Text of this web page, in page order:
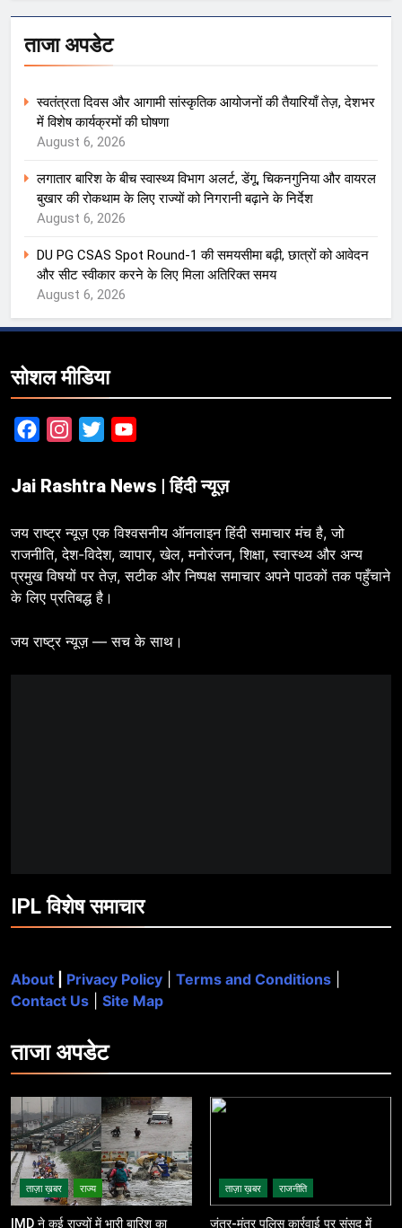
ताजा अपडेट
स्वतंत्रता दिवस और आगामी सांस्कृतिक आयोजनों की तैयारियाँ तेज़, देशभर
में विशेष कार्यक्रमों की घोषणा
August 6, 2026
लगातार बारिश के बीच स्वास्थ्य विभाग अलर्ट, डेंगू, चिकनगुनिया और वायरल
बुखार की रोकथाम के लिए राज्यों को निगरानी बढ़ाने के निर्देश
August 6, 2026
DU PG CSAS Spot Round-1 की समयसीमा बढ़ी, छात्रों को आवेदन
और सीट स्वीकार करने के लिए मिला अतिरिक्त समय
August 6, 2026
सोशल मीडिया
FacebookInstagram
Twitter
Jai Rashtra News | हिंदी न्यूज़
जय राष्ट्र न्यूज़ एक विश्वसनीय ऑनलाइन हिंदी समाचार मंच है, जो
राजनीति, देश-विदेश, व्यापार, खेल, मनोरंजन, शिक्षा, स्वास्थ्य और अन्य
प्रमुख विषयों पर तेज़, सटीक और निष्पक्ष समाचार अपने पाठकों तक पहुँचाने
के लिए प्रतिबद्ध है।
जय राष्ट्र न्यूज़ — सच के साथ।
IPL विशेष समाचार
About Privacy Policy Terms and Conditions
Contact Us
Site Map
ताजाअपडेट
ताज़ा ख़बर राज्य
IMD ने कई राज्यों में भारी बारिश का
ताज़ा ख़बर राजनीति
जंतर-मंतर पुलिस कार्रवाई पर संसद में